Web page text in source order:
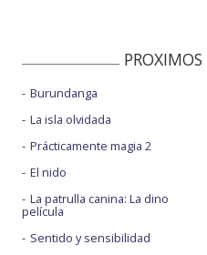
PROXIMOS
Burundanga
La isla olvidada
Prácticamente magia 2
El nido
La patrulla canina: La dino
película
Sentido y sensibilidad